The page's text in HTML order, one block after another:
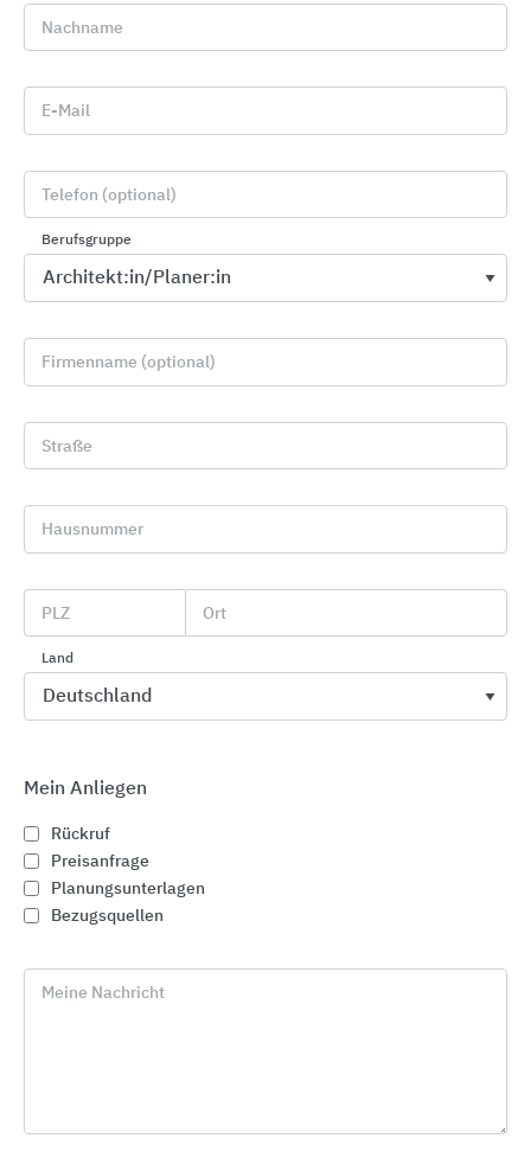
Knauf Gips
Nachname
E-Mail
Telefon (optional)
Berufsgruppe
Firmenname (optional)
Straße
Hausnummer
PLZ Ort
Land
Mein Anliegen
Rückruf
Preisanfrage
Planungsunterlagen
Bezugsquellen
Meine Nachricht